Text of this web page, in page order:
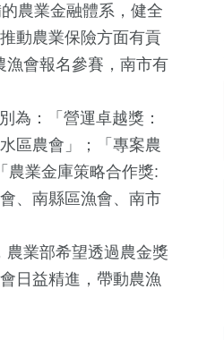
農業金融體系，健全
動農業保險方面有貢
漁會報名參賽，南市有
：「營運卓越獎：
區農會」；「專案農
農業金庫策略合作獎:
、南縣區漁會、南市
業部希望透過農金獎
日益精進，帶動農漁
+ 1277+
13+